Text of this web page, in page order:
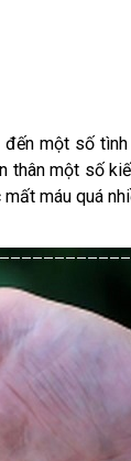
một số
thân một số
máu quá